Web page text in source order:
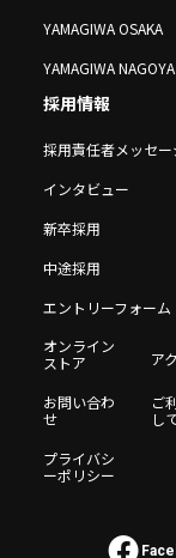
YAMAGIWA OSAKA
YAMAGIWA NAGOYA
採用情報
採用責任者メッセー
インタビュー
新卒採用
中途採用
エントリーフォーム
オンライン
ストア
ア
お問い合わ
せ
ご
し
プライバシ
ーポリシー